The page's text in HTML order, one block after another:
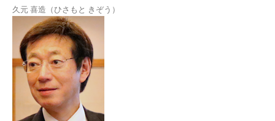
久元 喜造（ひさもと きぞう）